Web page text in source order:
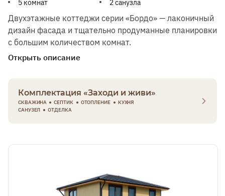
Двухэтажные коттеджи серии «Бордо» — лаконичный
дизайн фасада и тщательно продуманные планировки
с большим количеством комнат.
Открыть описание
5 комнат
2 санузла
Комплектация «Заходи и живи»
СКВАЖИНА СЕПТИК ОТОПЛЕНИЕ
КУХНЯ
САНУЗЕЛ
ОТДЕЛКА